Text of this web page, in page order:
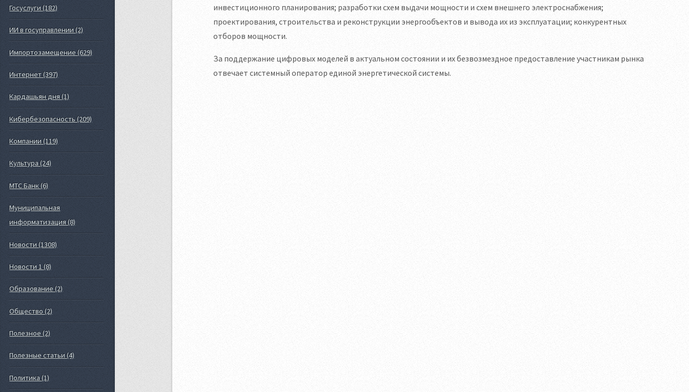
Госуслуги (182)
ИИ в госуправлении (2)
Импортозамещение (629)
Интернет (397)
Кардашьян дня (1)
Кибербезопасность (209)
Компании (119)
Культура (24)
МТС Банк (6)
Муниципальная
информатизация (8)
Новости (1308)
Новости 1 (8)
Образование (2)
Общество (2)
Полезное (2)
Полезные статьи (4)
Политика (1)
инвестиционного планирования; разработки схем выдачи мощности и схем внешнего электроснабжения;
проектирования, строительства и реконструкции энергообъектов и вывода их из эксплуатации; конкурентных
отборов мощности.
За поддержание цифровых моделей в актуальном состоянии и их безвозмездное предоставление участникам рынка
отвечает системный оператор единой энергетической системы.